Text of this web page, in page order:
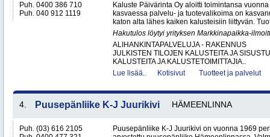
Puh. 0400 386 710
Puh. 040 912 1119
Kaluste Päivärinta Oy aloitti toimintansa
kasvaessa palvelu- ja tuotevalikoima on
katon alta lähes kaiken kalusteisiin liittyvän.
Hakutulos löytyi yrityksen Markkinapaikka-
ALIHANKINTAPALVELUJA - RAKENNUS
JULKISTEN TILOJEN KALUSTEITA JA
KALUSTEITA JA KALUSTETOIMITTAJIA..
Lue lisää..
Kotisivut Tuotteet ja palvelut
4. Puusepänliike K-J Juurikivi HÄMEENLINNA
Puh. (03) 616 2105
Puusepänliike K-J Juurikivi on vuonna 1969